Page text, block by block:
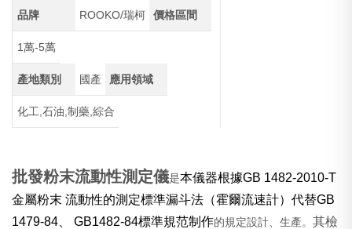
品牌 ROOKO/瑞柯 價格區間
1萬-5萬
產地類別 國產 應用領域
化工,石油,制藥,綜合
批發粉末流動性測定儀是本儀器根據GB 1482-2010-T
金屬粉末 流動性的測定標準漏斗法（霍爾流速計）代替GB
1479-84
GB1482-84標準規范制作的規定設計、生產。其檢